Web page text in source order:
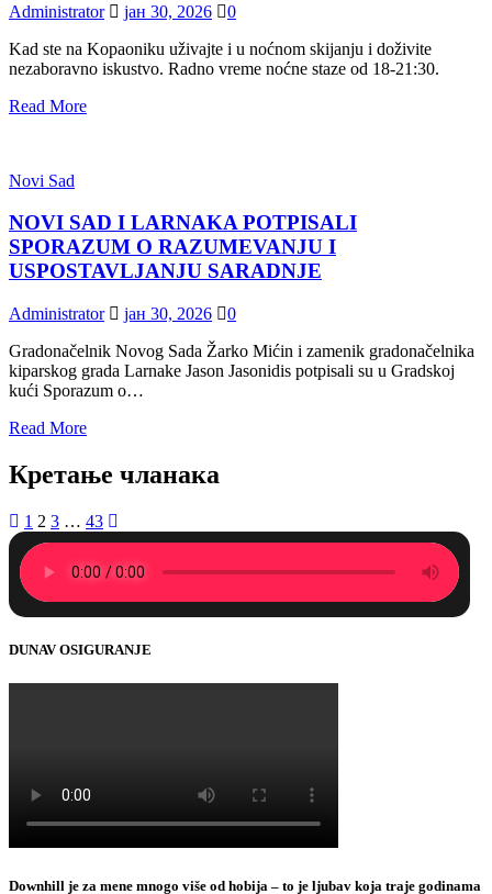
Administrator јан 30, 2026
0
Kad ste na Kopaoniku uživajte i u noćnom skijanju i doživite
nezaboravno iskustvo. Radno vreme noćne staze od 18-21:30.
Read More
Novi Sad
NOVI SAD I LARNAKA POTPISALI
SPORAZUM O RAZUMEVANJU I
USPOSTAVLJANJU SARADNJE
Administrator јан 30, 2026
0
Gradonačelnik Novog Sada Žarko Mićin i zamenik gradonačelnika
kiparskog grada Larnake Jason Jasonidis potpisali su u Gradskoj
kući Sporazum o…
Read More
Кретање чланака
1 2 3 … 43
DUNAV OSIGURANJE
Downhill je za mene mnogo više od hobija – to je ljubav koja traje godinama